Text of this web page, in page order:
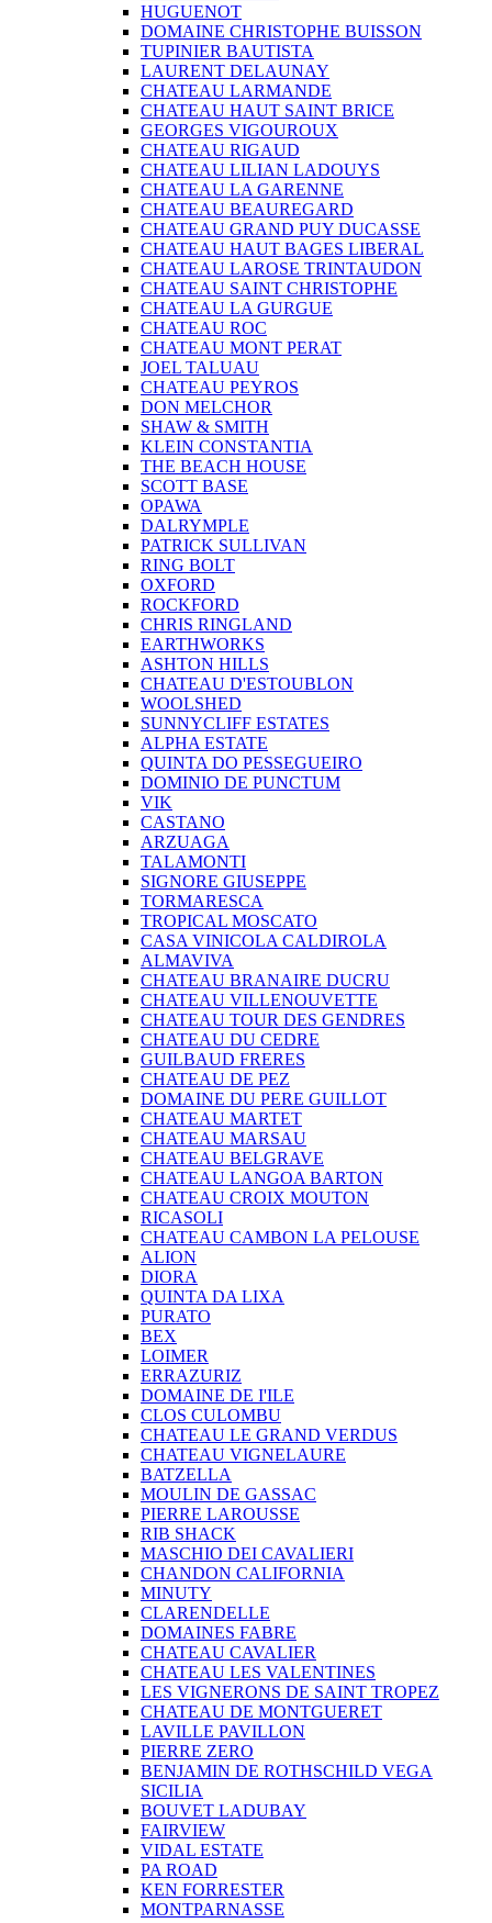
HUGUENOT
DOMAINE CHRISTOPHE BUISSON
TUPINIER BAUTISTA
LAURENT DELAUNAY
CHATEAU LARMANDE
CHATEAU HAUT SAINT BRICE
GEORGES VIGOUROUX
CHATEAU RIGAUD
CHATEAU LILIAN LADOUYS
CHATEAU LA GARENNE
CHATEAU BEAUREGARD
CHATEAU GRAND PUY DUCASSE
CHATEAU HAUT BAGES LIBERAL
CHATEAU LAROSE TRINTAUDON
CHATEAU SAINT CHRISTOPHE
CHATEAU LA GURGUE
CHATEAU ROC
CHATEAU MONT PERAT
JOEL TALUAU
CHATEAU PEYROS
DON MELCHOR
SHAW & SMITH
KLEIN CONSTANTIA
THE BEACH HOUSE
SCOTT BASE
OPAWA
DALRYMPLE
PATRICK SULLIVAN
RING BOLT
OXFORD
ROCKFORD
CHRIS RINGLAND
EARTHWORKS
ASHTON HILLS
CHATEAU D'ESTOUBLON
WOOLSHED
SUNNYCLIFF ESTATES
ALPHA ESTATE
QUINTA DO PESSEGUEIRO
DOMINIO DE PUNCTUM
VIK
CASTANO
ARZUAGA
TALAMONTI
SIGNORE GIUSEPPE
TORMARESCA
TROPICAL MOSCATO
CASA VINICOLA CALDIROLA
ALMAVIVA
CHATEAU BRANAIRE DUCRU
CHATEAU VILLENOUVETTE
CHATEAU TOUR DES GENDRES
CHATEAU DU CEDRE
GUILBAUD FRERES
CHATEAU DE PEZ
DOMAINE DU PERE GUILLOT
CHATEAU MARTET
CHATEAU MARSAU
CHATEAU BELGRAVE
CHATEAU LANGOA BARTON
CHATEAU CROIX MOUTON
RICASOLI
CHATEAU CAMBON LA PELOUSE
ALION
DIORA
QUINTA DA LIXA
PURATO
BEX
LOIMER
ERRAZURIZ
DOMAINE DE I'ILE
CLOS CULOMBU
CHATEAU LE GRAND VERDUS
CHATEAU VIGNELAURE
BATZELLA
MOULIN DE GASSAC
PIERRE LAROUSSE
RIB SHACK
MASCHIO DEI CAVALIERI
CHANDON CALIFORNIA
MINUTY
CLARENDELLE
DOMAINES FABRE
CHATEAU CAVALIER
CHATEAU LES VALENTINES
LES VIGNERONS DE SAINT TROPEZ
CHATEAU DE MONTGUERET
LAVILLE PAVILLON
PIERRE ZERO
BENJAMIN DE ROTHSCHILD VEGA
SICILIA
BOUVET LADUBAY
FAIRVIEW
VIDAL ESTATE
PA ROAD
KEN FORRESTER
MONTPARNASSE